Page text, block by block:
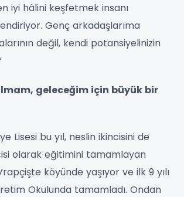
iyi hâlini keşfetmek insanı
Genç arkadaşlarıma
değil, kendi potansiyelinizin
geleceğim için büyük bir
Lisesi bu yıl, neslin ikincisini de
olarak eğitimini tamamlayan
köyünde yaşıyor ve ilk 9 yılı
Okulunda tamamladı. Ondan